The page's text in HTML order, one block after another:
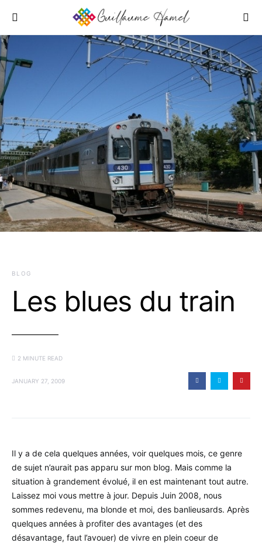
BLOG
Les blues du train
2 MINUTE READ
JANUARY 27, 2009
Il y a de cela quelques années, voir quelques mois, ce genre
de sujet n’aurait pas apparu sur mon blog. Mais comme la
situation à grandement évolué, il en est maintenant tout autre.
Laissez moi vous mettre à jour. Depuis Juin 2008, nous
sommes redevenu, ma blonde et moi, des banlieusards. Après
quelques années à profiter des avantages (et des
désavantage, faut l’avouer) de vivre en plein coeur de